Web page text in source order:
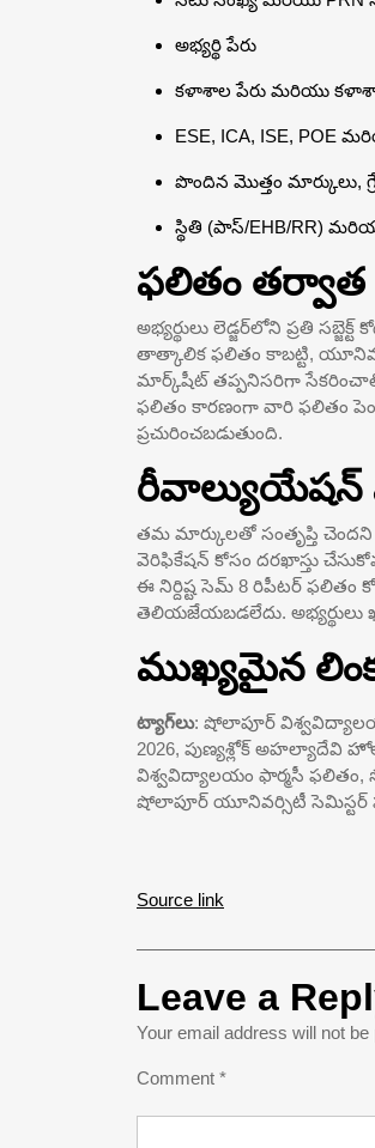
అభ్యర్థి పేరు
కళాశాల పేరు మరియు
ESE, ICA, ISE, POE
పొందిన మొత్తం మార్కులు,
స్థితి (పాస్/EHB/RR)
ఫలితం
అభ్యర్థులు లెడ్జర్‌లోని ప్రతి
తాత్కాలిక ఫలితం కాబట్టి,
మార్క్‌షీట్ తప్పనిసరిగా సేకరించాలి.
ఫలితం కారణంగా వారి ఫలితం
ప్రచురించబడుతుంది.
రీవాల్యుయేషన్
తమ మార్కులతో సంతృప్తి
వెరిఫికేషన్ కోసం దరఖాస్తు
ఈ నిర్దిష్ట సెమ్ 8 రిపీటర్ ఫలితం
తెలియజేయబడలేదు.
ముఖ్యమైన
ట్యాగ్‌లు: షోలాపూర్
2026, పుణ్యశ్లోక్ అహల్యాదేవి
విశ్వవిద్యాలయం ఫార్మసీ ఫలితం,
షోలాపూర్ యూనివర్సిటీ సెమిస్టర్
Source link
Leave a
Your email address will not be
Comment *